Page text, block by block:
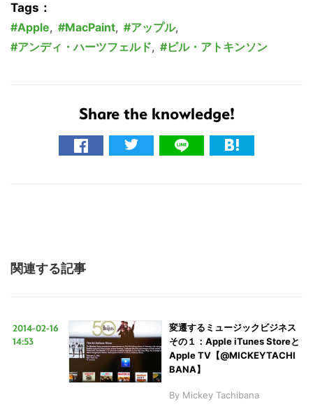
Tags：
Apple, MacPaint, アップル,
アンディ・ハーツフェルド, ビル・アトキンソン
Share the knowledge!
関連する記事
2014-02-16
14:53
変遷するミュージックビジネス
その１：Apple iTunes Storeと
Apple TV【@MICKEYTACHI
BANA】
By Mickey Tachibana